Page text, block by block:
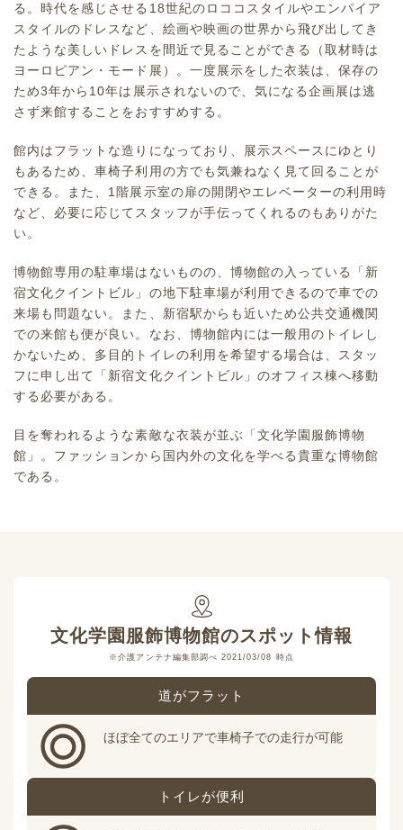
る。時代を感じさせる18世紀のロココスタイルやエンパイア
スタイルのドレスなど、絵画や映画の世界から飛び出してき
たような美しいドレスを間近で見ることができる（取材時は
ヨーロピアン・モード展）。一度展示をした衣装は、保存の
ため3年から10年は展示されないので、気になる企画展は逃
さず来館することをおすすめする。
館内はフラットな造りになっており、展示スペースにゆとり
もあるため、車椅子利用の方でも気兼ねなく見て回ることが
できる。また、1階展示室の扉の開閉やエレベーターの利用時
など、必要に応じてスタッフが手伝ってくれるのもありがた
い。
博物館専用の駐車場はないものの、博物館の入っている「新
宿文化クイントビル」の地下駐車場が利用できるので車での
来場も問題ない。また、新宿駅からも近いため公共交通機関
での来館も便が良い。なお、博物館内には一般用のトイレし
かないため、多目的トイレの利用を希望する場合は、スタッ
フに申し出て「新宿文化クイントビル」のオフィス棟へ移動
する必要がある。
目を奪われるような素敵な衣装が並ぶ「文化学園服飾博物
館」。ファッションから国内外の文化を学べる貴重な博物館
である。
文化学園服飾博物館のスポット情報
※介護アンテナ編集部調べ 2021/03/08 時点
道がフラット
ほぼ全てのエリアで車椅子での走行が可能
トイレが便利